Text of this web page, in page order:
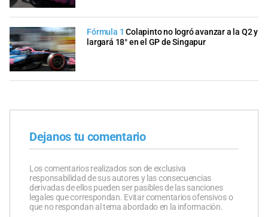
Fórmula 1 Colapinto no logró avanzar a la Q2 y
largará 18° en el GP de Singapur
Dejanos tu comentario
Los comentarios realizados son de exclusiva
responsabilidad de sus autores y las consecuencias
derivadas de ellos pueden ser pasibles de las sanciones
legales que correspondan. Evitar comentarios ofensivos o
que no respondan al tema abordado en la información.